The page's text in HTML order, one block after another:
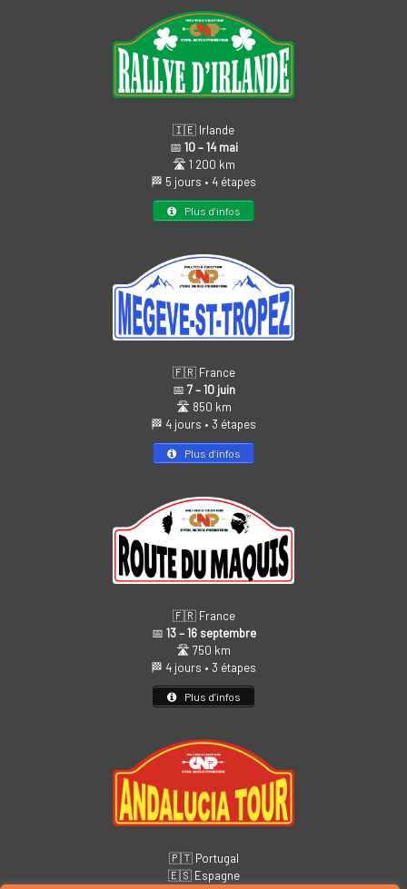
🇮🇪 Irlande
📅 10 – 14 mai
🛣️ 1 200 km
🏁 5 jours • 4 étapes
Plus d’infos
🇫🇷 France
📅 7 – 10 juin
🛣️ 850 km
🏁 4 jours • 3 étapes
Plus d’infos
🇫🇷 France
📅 13 – 16 septembre
🛣️ 750 km
🏁 4 jours • 3 étapes
Plus d’infos
🇵🇹 Portugal
🇪🇸 Espagne